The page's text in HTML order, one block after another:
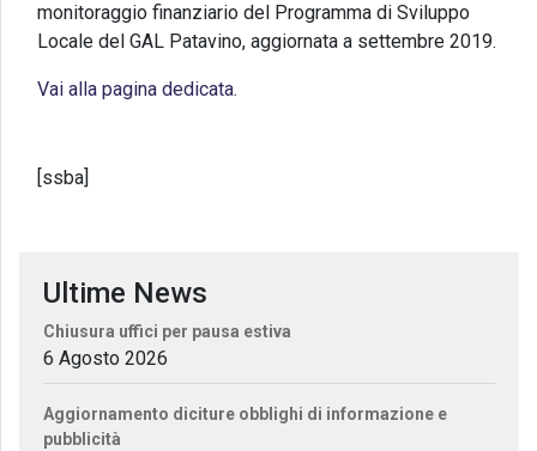
monitoraggio finanziario del Programma di Sviluppo
Locale del GAL Patavino, aggiornata a settembre 2019.
Vai alla pagina dedicata.
[ssba]
Ultime News
Chiusura uffici per pausa estiva
6 Agosto 2026
Aggiornamento diciture obblighi di informazione e
pubblicità